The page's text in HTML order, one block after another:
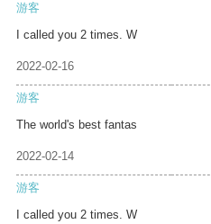
游客
I called you 2 times. W
2022-02-16
游客
The world's best fantas
2022-02-14
游客
I called you 2 times. W